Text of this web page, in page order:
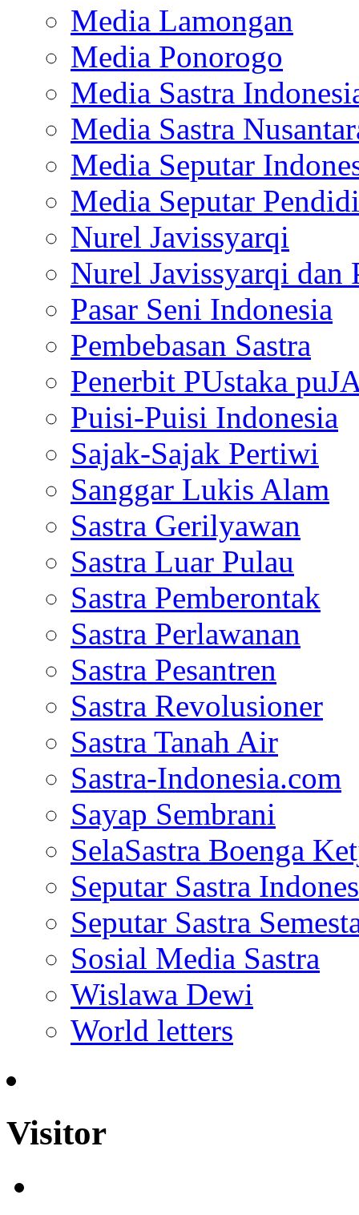
Media Lamongan
Media Ponorogo
Media Sastra
Media Sastra
Media Seputar
Media Seputar
Nurel Javissyarqi
Nurel Javissyarqi dan
Pasar Seni Indonesia
Pembebasan Sastra
Penerbit PUstaka
Puisi-Puisi Indonesia
Sajak-Sajak Pertiwi
Sanggar Lukis Alam
Sastra Gerilyawan
Sastra Luar Pulau
Sastra Pemberontak
Sastra Perlawanan
Sastra Pesantren
Sastra Revolusioner
Sastra Tanah Air
Sastra-Indonesia.com
Sayap Sembrani
SelaSastra Boenga
Seputar Sastra
Seputar Sastra
Sosial Media Sastra
Wislawa Dewi
World letters
Visitor